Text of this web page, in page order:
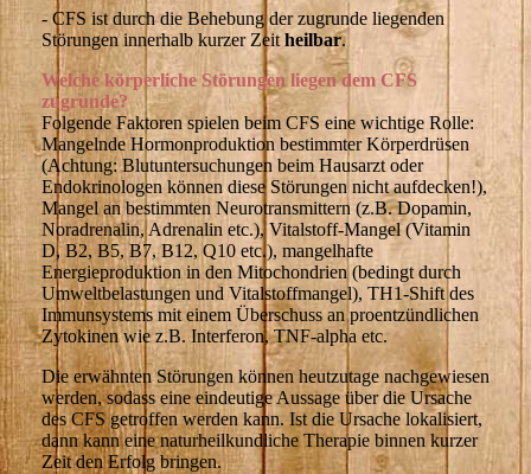
- CFS ist durch die Behebung der zugrunde liegenden
Störungen innerhalb kurzer Zeitheilbar.
Welche körperliche Störungen liegen dem CFS
zugrunde?
Folgende Faktoren spielen beim CFS eine wichtige Rolle:
Mangelnde Hormonproduktion bestimmter Körperdrüsen
(Achtung: Blutuntersuchungen beim Hausarzt oder
Endokrinologen können diese Störungen nicht aufdecken!),
Mangel an bestimmten Neurotransmittern (z.B. Dopamin,
Noradrenalin, Adrenalin etc.), Vitalstoff-Mangel (Vitamin
D, B2, B5, B7, B12, Q10 etc.), mangelhafte
Energieproduktion in den Mitochondrien (bedingt durch
Umweltbelastungen und Vitalstoffmangel), TH1-Shift des
Immunsystems mit einem Überschuss an proentzündlichen
Zytokinen wie z.B. Interferon, TNF-alpha etc.
Die erwähnten Störungen können heutzutage nachgewiesen
werden, sodass eine eindeutige Aussage über die Ursache
des CFS getroffen werden kann. Ist die Ursache lokalisiert,
dann kann eine naturheilkundliche Therapie binnen kurzer
Zeit den Erfolg bringen.